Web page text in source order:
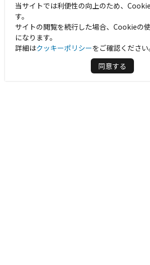
当サイトでは利便性の向上のため、
す。
サイトの閲覧を続行した場合、Cookieの
になります。
詳細はクッキーポリシーをご確認ください
同意する